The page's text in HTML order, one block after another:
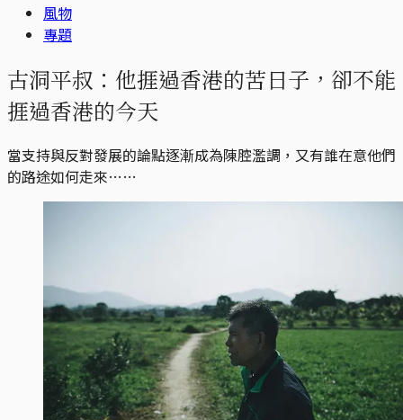
風物
專題
古洞平叔：他捱過香港的苦日子，卻不能
捱過香港的今天
當支持與反對發展的論點逐漸成為陳腔濫調，又有誰在意他們
的路途如何走來……